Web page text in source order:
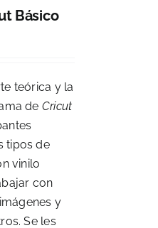
Básico
teórica y la
de Cricut
tipos de
vinilo
con
y
Se les